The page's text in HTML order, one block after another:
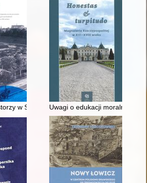
w Sopocie : prestiż finansowy i
Uwagi o edukacji moralnej